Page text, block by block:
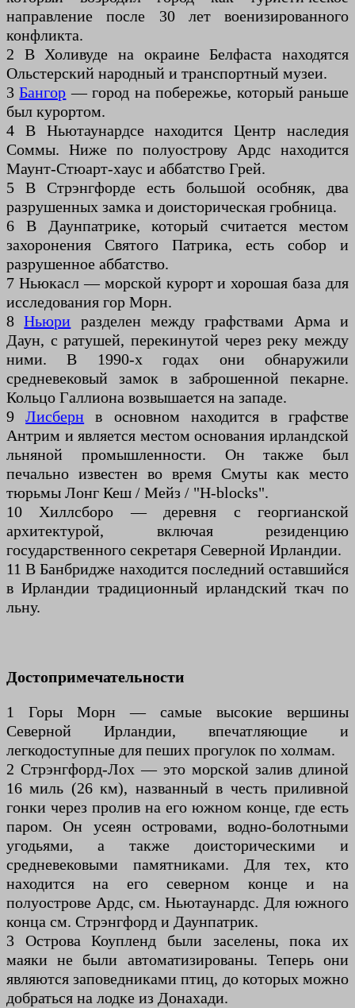
направление после 30 лет военизированного
конфликта.
2 В Холивуде на окраине Белфаста находятся
Ольстерский народный и транспортный музеи.
3Бангор — город на побережье, который раньше
был курортом.
4 В Ньютаунардсе находится Центр наследия
Соммы. Ниже по полуострову Ардс находится
Маунт-Стюарт-хаус и аббатство Грей.
5 В Стрэнгфорде есть большой особняк, два
разрушенных замка и доисторическая гробница.
6 В Даунпатрике, который считается местом
захоронения Святого Патрика, есть собор и
разрушенное аббатство.
7 Ньюкасл — морской курорт и хорошая база для
исследования гор Морн.
8Ньюри разделен между графствами Арма и
Даун, с ратушей, перекинутой через реку между
ними. В 1990-х годах они обнаружили
средневековый замок в заброшенной пекарне.
Кольцо Галлиона возвышается на западе.
9Лисберн в основном находится в графстве
Антрим и является местом основания ирландской
льняной промышленности. Он также был
печально известен во время Смуты как место
тюрьмы Лонг Кеш / Мейз / "H-blocks".
10 Хиллсборо — деревня с георгианской
архитектурой, включая резиденцию
государственного секретаря Северной Ирландии.
11 В Банбридже находится последний оставшийся
в Ирландии традиционный ирландский ткач по
льну.
Достопримечательности
1 Горы Морн — самые высокие вершины
Северной Ирландии, впечатляющие и
легкодоступные для пеших прогулок по холмам.
2 Стрэнгфорд-Лох — это морской залив длиной
16 миль (26 км), названный в честь приливной
гонки через пролив на его южном конце, где есть
паром. Он усеян островами, водно-болотными
угодьями, а также доисторическими и
средневековыми памятниками. Для тех, кто
находится на его северном конце и на
полуострове Ардс, см. Ньютаунардс. Для южного
конца см. Стрэнгфорд и Даунпатрик.
3 Острова Коупленд были заселены, пока их
маяки не были автоматизированы. Теперь они
являются заповедниками птиц, до которых можно
добраться на лодке из Донахади.